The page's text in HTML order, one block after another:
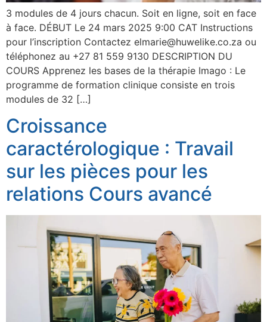
3 modules de 4 jours chacun. Soit en ligne, soit en face
à face. DÉBUT Le 24 mars 2025 9:00 CAT Instructions
pour l’inscription Contactez elmarie@huwelike.co.za ou
téléphonez au +27 81 559 9130 DESCRIPTION DU
COURS Apprenez les bases de la thérapie Imago : Le
programme de formation clinique consiste en trois
modules de 32 […]
Croissance
caractérologique : Travail
sur les pièces pour les
relations Cours avancé